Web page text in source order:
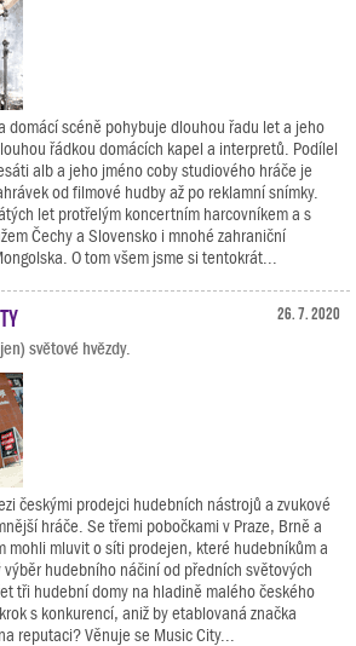
domácí scéně pohybuje dlouhou řadu let a jeho
řádkou domácích kapel a interpretů. Podílel
alb a jeho jméno coby studiového hráče je
od filmové hudby až po reklamní snímky.
let protřelým koncertním harcovníkem a s
Čechy a Slovensko i mnohé zahraniční
O tom všem jsme si tentokrát...
26. 7. 2020
světové hvězdy.
českými prodejci hudebních nástrojů a zvukové
hráče. Se třemi pobočkami v Praze, Brně a
mohli mluvit o síti prodejen, které hudebníkům a
hudebního náčiní od předních světových
tři hudební domy na hladině malého českého
s konkurencí, aniž by etablovaná značka
reputaci? Věnuje se Music City...